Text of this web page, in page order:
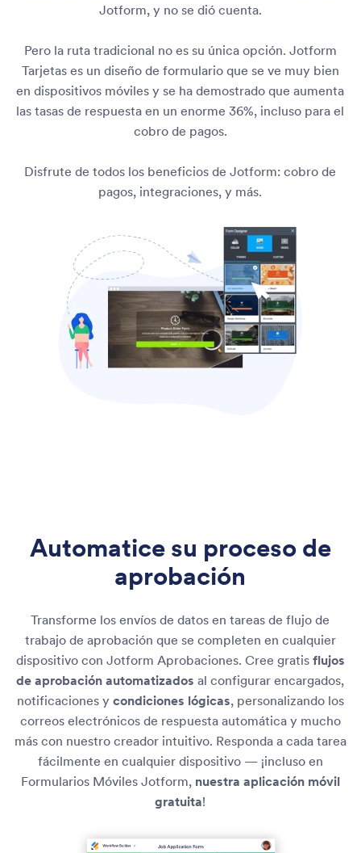
Jotform, y no se dió cuenta.
Pero la ruta tradicional no es su única opción. Jotform
Tarjetas es un diseño de formulario que se ve muy bien
en dispositivos móviles y se ha demostrado que aumenta
las tasas de respuesta en un enorme 36%, incluso para el
cobro de pagos.
Disfrute de todos los beneficios de Jotform: cobro de
pagos, integraciones, y más.
Automatice su proceso de
aprobación
Transforme los envíos de datos en tareas de flujo de
trabajo de aprobación que se completen en cualquier
dispositivo con Jotform Aprobaciones. Cree gratisflujos
de aprobación automatizados al configurar encargados,
notificaciones ycondiciones lógicas, personalizando los
correos electrónicos de respuesta automática y mucho
más con nuestro creador intuitivo. Responda a cada tarea
fácilmente en cualquier dispositivo — ¡incluso en
Formularios Móviles Jotform, nuestra aplicación móvil
gratuita!